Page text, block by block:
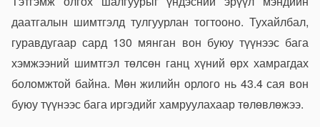
даатгалын шимтгэлд тулгуурлан тогтооно. Тухайлбал,
гуравдугаар сард 130 мянган вон буюу түүнээс бага
хэмжээний шимтгэл төлсөн ганц хүний өрх хамрагдах
боломжтой байна. Мөн жилийн орлого нь 43.4 сая вон
буюу түүнээс бага иргэдийг хамруулахаар төлөвлөжээ.